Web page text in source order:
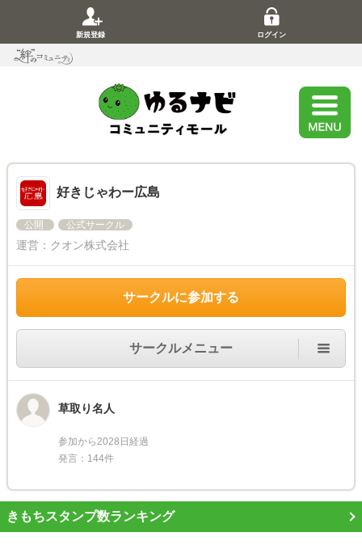
新規登録 ログイン
好きじゃわー広島
公開 公式サークル
運営： クオン株式会社
サークルに参加する
サークルメニュー
草取り名人
参加から2028日経過
発言：144件
きもちスタンプ数ランキング